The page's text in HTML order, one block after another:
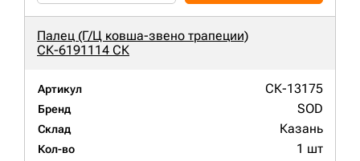
Палец (Г/Ц ковша-звено трапеции)
СК-6191114 СК
Артикул СК-13175
Бренд SOD
Склад Казань
Кол-во 1 шт